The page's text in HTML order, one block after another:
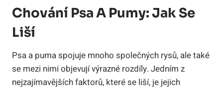
Chování Psa A Pumy: Jak Se
Liší
Psa a puma spojuje mnoho společných rysů, ale také
se mezi nimi objevují výrazné rozdíly. Jedním z
nejzajímavějších faktorů, které se liší, je jejich